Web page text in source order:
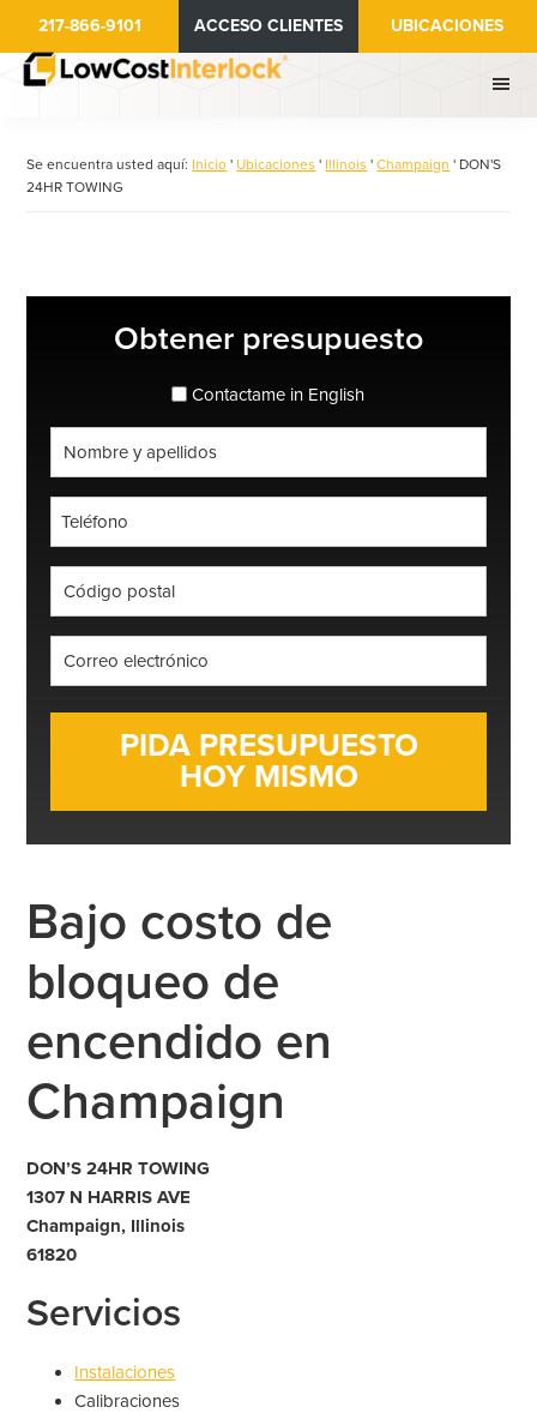
contenido
217-866-9101 ACCESO CLIENTES UBICACIONES
Se encuentra usted aquí: Inicio ' Ubicaciones ' Illinois ' Champaign ' DON'S
24HR TOWING
lateralObtener presupuesto
espanol_espanol
Contactame in English
*
*
Bajo costo de
bloqueo de
encendido en
Champaign
DON’S 24HR TOWING
1307 N HARRIS AVE
Champaign, Illinois
61820
Servicios
Instalaciones
Calibraciones